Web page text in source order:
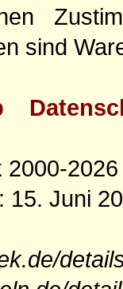
sind
2000-2026
15. Juni